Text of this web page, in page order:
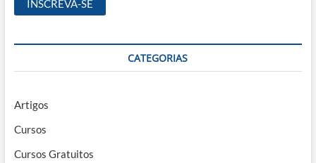
CATEGORIAS
Artigos
Cursos
Cursos Gratuitos